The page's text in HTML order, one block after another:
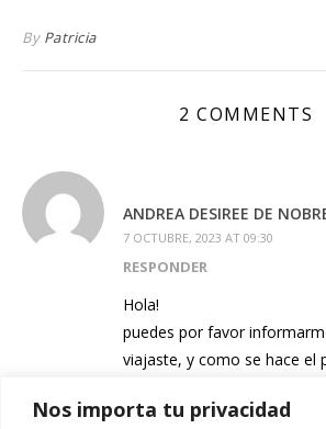
Nos importa tu privacidad
By Patricia
2 COMMENTS
ANDREA DESIREE DE
7 OCTUBRE, 2023 AT 09:30
RESPONDER
Hola!
puedes por favor
viajaste, y como se hace el
momento de reserva? o hay